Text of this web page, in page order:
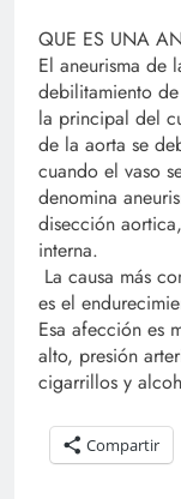
QUE ES UNA
El aneurisma de
debilitamiento
la principal del
de la aorta se
cuando el vaso
denomina
disección
interna.
La causa más
es el
Esa afección es
alto, presión
cigarrillos y
Compartir